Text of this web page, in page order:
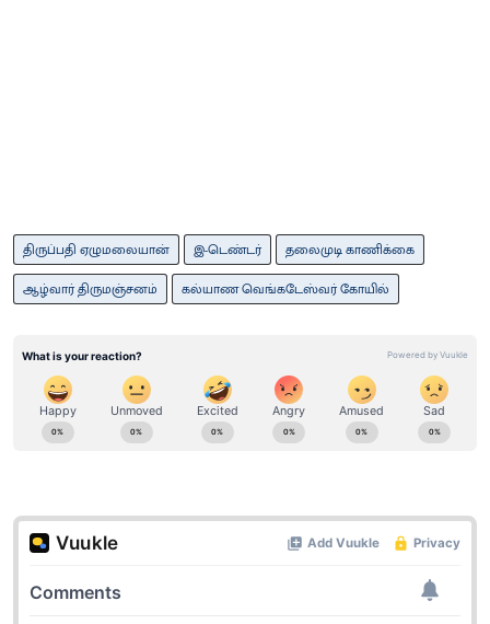
திருப்பதி ஏழுமலையான் இ-டெண்டர்
தலைமுடி காணிக்கை
ஆழ்வார் திருமஞ்சனம்
கல்யாண வெங்கடேஸ்வர் கோயில்